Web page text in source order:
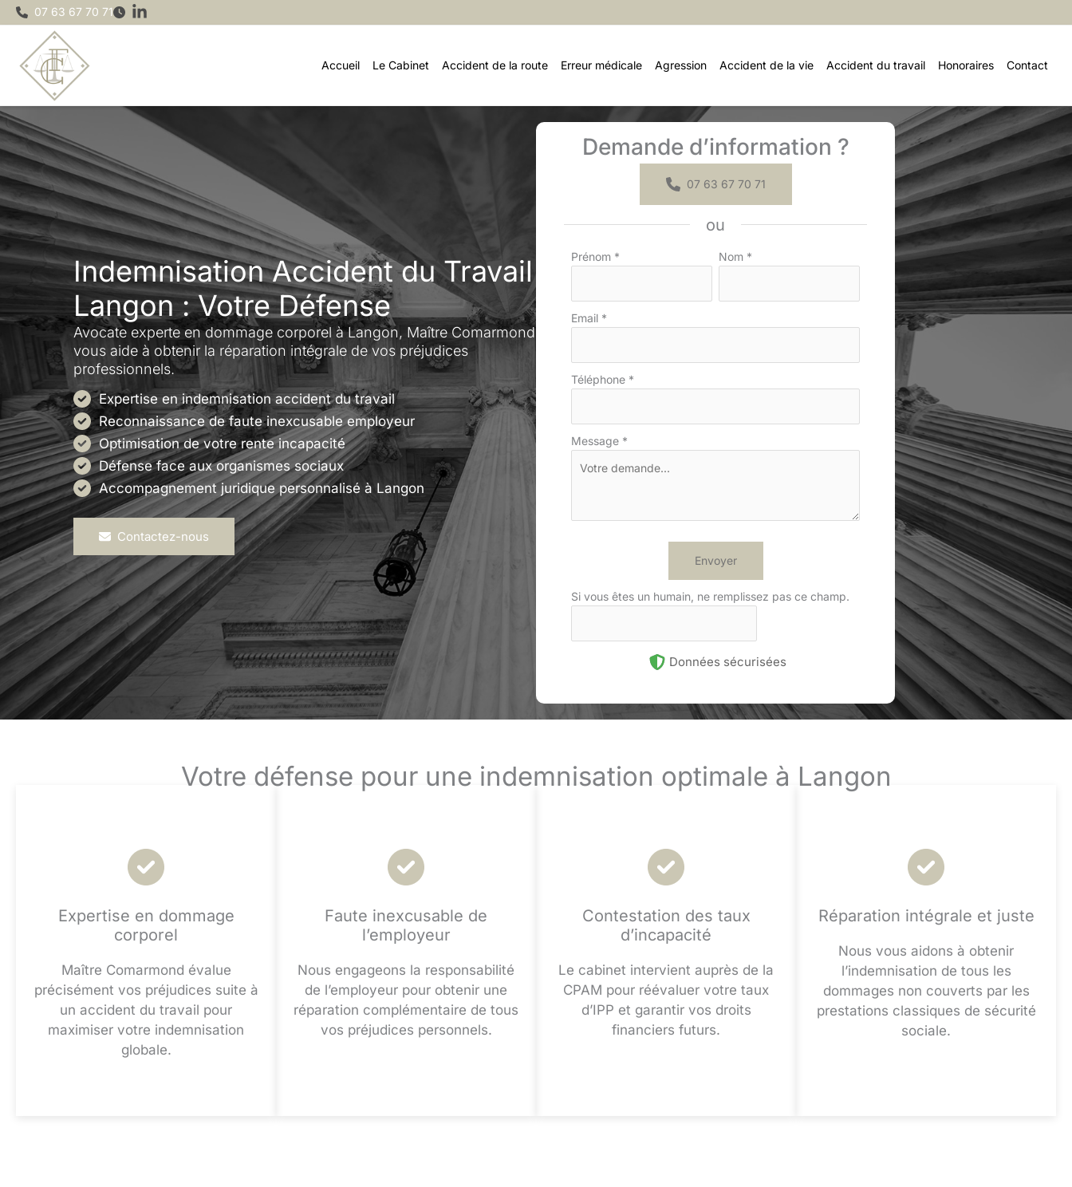
Aller
au
contenu
07 63 67 70 71
Accueil Le Cabinet Accident de la route Erreur médicale Agression Accident de la vie Accident du travail Honoraires Contact
Indemnisation Accident du Travail
Langon : Votre Défense
Avocate experte en dommage corporel à Langon, Maître Comarmond
vous aide à obtenir la réparation intégrale de vos préjudices
professionnels.
Expertise en indemnisation accident du travail
Reconnaissance de faute inexcusable employeur
Optimisation de votre rente incapacité
Défense face aux organismes sociaux
Accompagnement juridique personnalisé à Langon
Contactez-nous
Demande d’information ?
07 63 67 70 71
ou
Formulaire
Prénom * Nom *
Email *
Téléphone *
Message *
Envoyer
Si vous êtes un humain, ne remplissez pas ce champ.
Données sécurisées
Votre défense pour une indemnisation optimale à Langon
Expertise en dommage
corporel
Maître Comarmond évalue
précisément vos préjudices suite à
un accident du travail pour
maximiser votre indemnisation
globale.
Faute inexcusable de
l’employeur
Nous engageons la responsabilité
de l’employeur pour obtenir une
réparation complémentaire de tous
vos préjudices personnels.
Contestation des taux
d’incapacité
Le cabinet intervient auprès de la
CPAM pour réévaluer votre taux
d’IPP et garantir vos droits
financiers futurs.
Réparation intégrale et juste
Nous vous aidons à obtenir
l’indemnisation de tous les
dommages non couverts par les
prestations classiques de sécurité
sociale.